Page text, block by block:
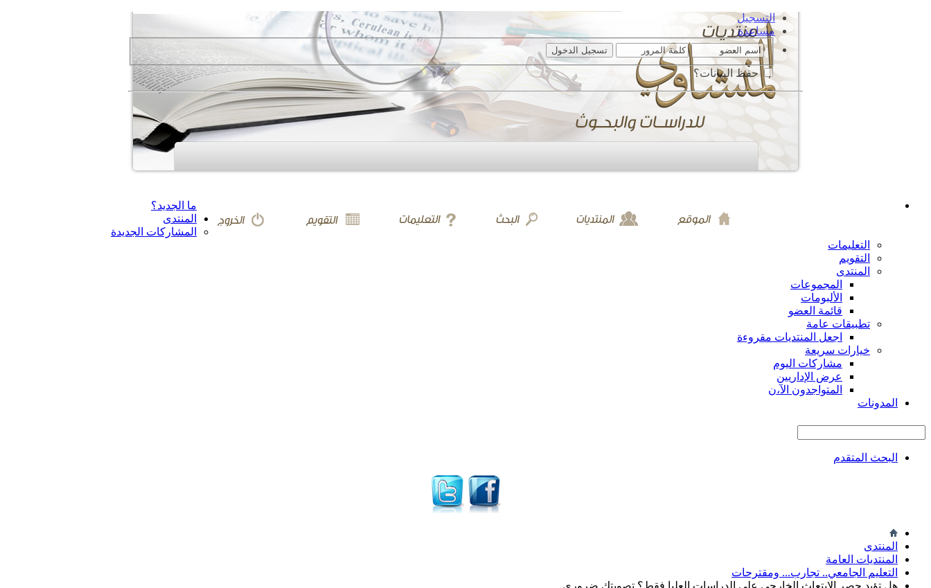
التسجيل
مساعدة
حفظ البيانات؟
ما الجديد؟
المنتدى
المشاركات الجديدة
التعليمات
التقويم
المنتدى
المجموعات
الألبومات
قائمة العضو
تطبيقات عامة
اجعل المنتديات مقروءة
خيارات سريعة
مشاركات اليوم
عرض الإداريين
المتواجدون الآ،ن
المدونات
البحث المتقدم
المنتدى
المنتديات العامة
التعليم الجامعي.. تجارب... ومقترحات
هل تؤيد حصر الابتعاث الخارجي على الدراسات العليا فقط؟ تصويتك ضروري